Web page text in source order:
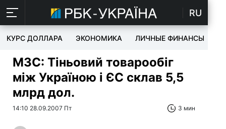
RU
КУРС ДОЛЛАРА ЭКОНОМИКА ЛИЧНЫЕ ФИНАНСЫ
МЗС: Тіньовий товарообіг
між Україною і ЄС склав 5,5
млрд дол.
14:10 28.09.2007 Пт 3 мин